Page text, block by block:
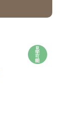
見
学
可
能